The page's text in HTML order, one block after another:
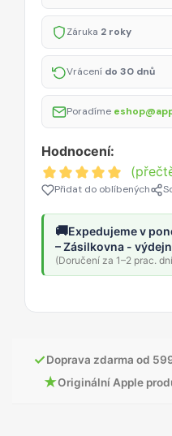
Záruka 2 roky
Vrácení do 30 dnů
Poradíme
Hodnocení:
Přidat do oblíbených
🚚Expedujeme v
– Zásilkovna -
(Doručení za 1–2 prac.
✓Doprava zdarma od
★Originální Apple